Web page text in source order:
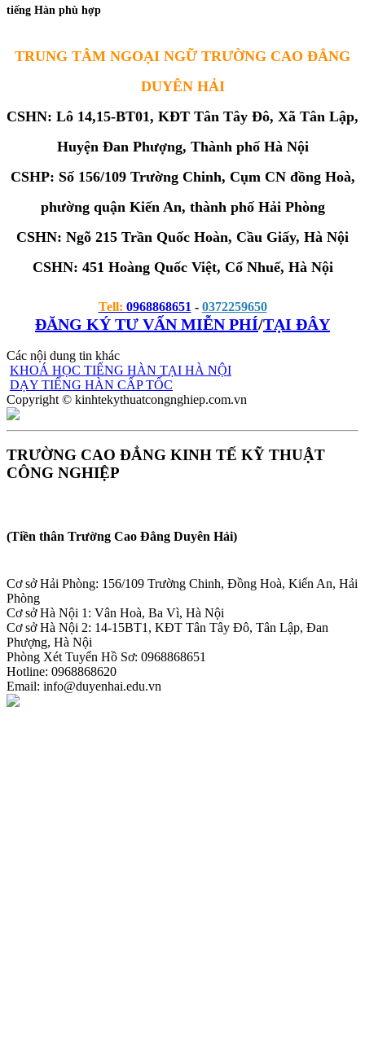
tiếng Hàn phù hợp
TRUNG TÂM NGOẠI NGỮ TRƯỜNG CAO ĐẲNG
DUYÊN HẢI
CSHN: Lô 14,15-BT01, KĐT Tân Tây Đô, Xã Tân Lập,
Huyện Đan Phượng, Thành phố Hà Nội
CSHP: Số 156/109 Trường Chinh, Cụm CN đồng Hoà,
phường quận Kiến An, thành phố Hải Phòng
CSHN: Ngõ 215 Trần Quốc Hoàn, Cầu Giấy, Hà Nội
CSHN: 451 Hoàng Quốc Việt, Cổ Nhuế, Hà Nội
Tell: 0968868651 - 0372259650
ĐĂNG KÝ TƯ VẤN MIỄN PHÍ/TẠI ĐÂY
Các nội dung tin khác
KHOÁ HỌC TIẾNG HÀN TẠI HÀ NỘI
DẠY TIẾNG HÀN CẤP TỐC
Copyright © kinhtekythuatcongnghiep.com.vn
TRƯỜNG CAO ĐẲNG KINH TẾ KỸ THUẬT
CÔNG NGHIỆP
(Tiền thân Trường Cao Đẳng Duyên Hải)
Cơ sở Hải Phòng: 156/109 Trường Chinh, Đồng Hoà, Kiến An, Hải
Phòng
Cơ sở Hà Nội 1: Vân Hoà, Ba Vì, Hà Nội
Cơ sở Hà Nội 2: 14-15BT1, KĐT Tân Tây Đô, Tân Lập, Đan
Phượng, Hà Nội
Phòng Xét Tuyển Hồ Sơ: 0968868651
Hotline: 0968868620
Email: info@duyenhai.edu.vn